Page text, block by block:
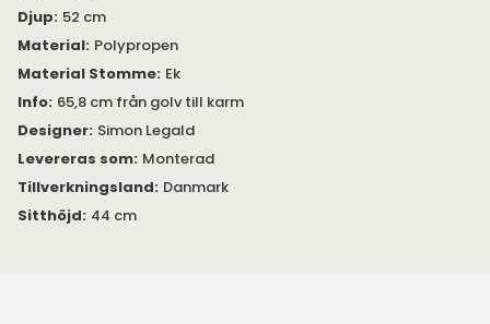
Djup: 52 cm
Material: Polypropen
Material Stomme: Ek
Info: 65,8 cm från golv till karm
Designer: Simon Legald
Levereras som: Monterad
Tillverkningsland: Danmark
Sitthöjd: 44 cm